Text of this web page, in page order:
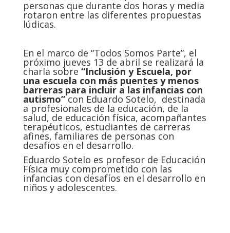
personas que durante dos horas y media
rotaron entre las diferentes propuestas
lúdicas.
En el marco de “Todos Somos Parte”, el
próximo jueves 13 de abril se realizará la
charla sobre “Inclusión y Escuela, por
una escuela con más puentes y menos
barreras para incluir a las infancias con
autismo”con Eduardo Sotelo, destinada
a profesionales de la educación, de la
salud, de educación física, acompañantes
terapéuticos, estudiantes de carreras
afines, familiares de personas con
desafíos en el desarrollo.
Eduardo Sotelo es profesor de Educación
Física muy comprometido con las
infancias con desafíos en el desarrollo en
niños y adolescentes.